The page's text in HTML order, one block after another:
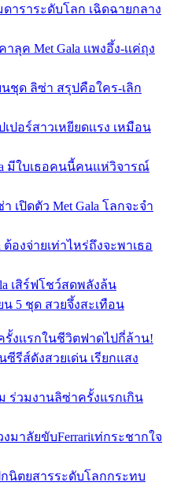
าราระดับโลก เฉิดฉายกลาง
ลุค Met Gala เเพงอึ้ง-เเค่ถุง
ชุด ลิซ่า สรุปคือใคร-เลิก
ปอร์สาวเหยียดเเรง เหมือน
มีใบเธอคนนี้คนแห่วิจารณ์
เปิดตัว Met Gala โลกจะจำ
ต้องจ่ายเท่าไหร่ถึงจะพาเธอ
เสิร์ฟโชว์สดพลังล้น
5 ชุด สวยจึ้งสะเทือน
รั้งเเรกในชีวิตฟาดไปกี่ล้าน!
ซีรีส์ดังสวยเด่น เรียกแสง
ร่วมงานลิซ่าครั้งแรกเกิน
มาลัยขับFerrariเท่กระชากใจ
นิตยสารระดับโลกกระทบ